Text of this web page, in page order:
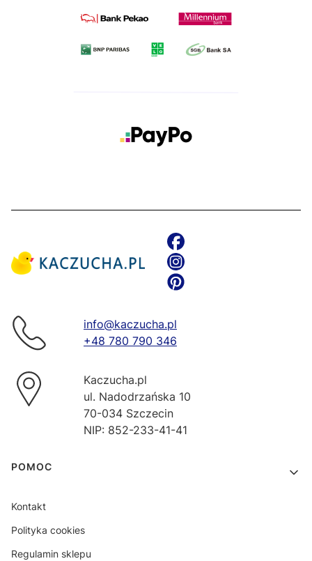
info@kaczucha.pl
+48 780 790 346
Kaczucha.pl
ul. Nadodrzańska 10
70-034 Szczecin
NIP: 852-233-41-41
Linki w stopce
POMOC
Kontakt
Polityka cookies
Regulamin sklepu